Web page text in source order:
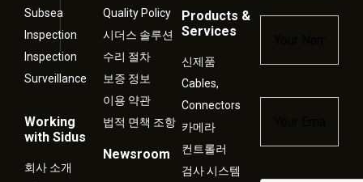
Subsea
Inspection
Inspection
Surveillance
Working
with Sidus
회사 소개
Quality Policy
시더스 솔루션
수리 절차
보증 정보
이용 약관
법적 면책 조항
Newsroom
Products &
Services
신제품
Cables,
Connectors
카메라
컨트롤러
검사 시스템